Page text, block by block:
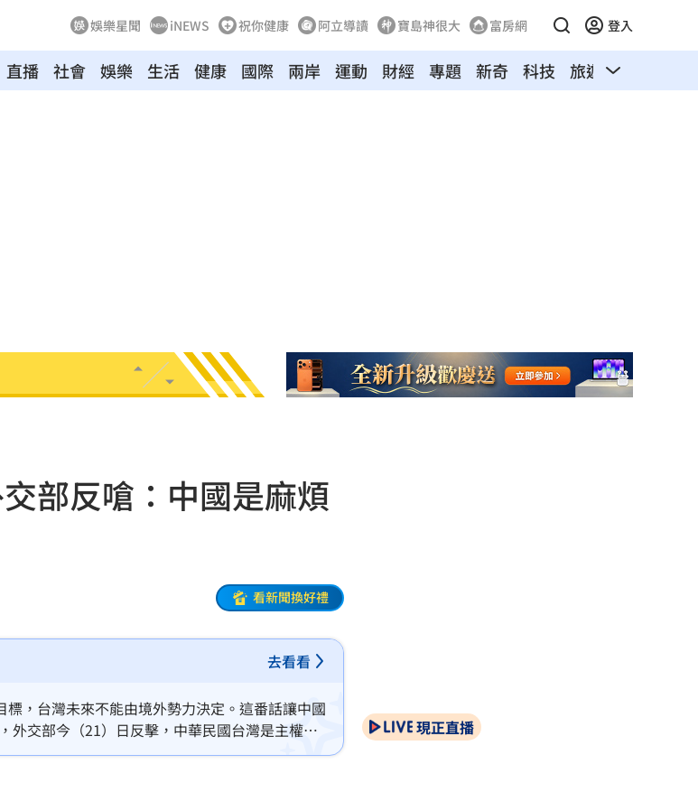
娛樂星聞 iNEWS 祝你健康 阿立導讀 寶島神很大 富房網 登入
直播 社會 娛樂 生活 健康 國際 兩岸 運動 財經 專題 新奇 科技 旅遊 汽車
部反嗆：中國是麻煩
看新聞換好禮
去看看
，台灣未來不能由境外勢力決定。這番話讓中國
外交部今（21）日反擊，中華民國台灣是主權獨
地帶威脅，不僅無法獲得台灣人民認同，也讓國
改變者」的本質。
現正直播